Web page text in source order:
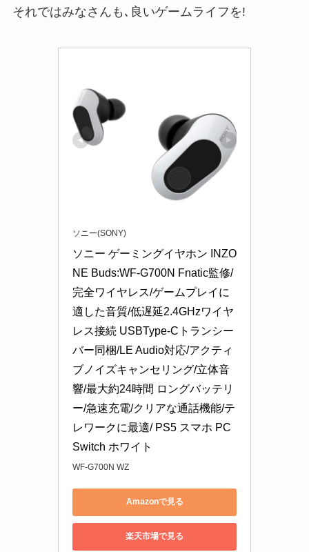
それではみなさんも､良いゲームライフを!
ソニー(SONY)
ソニー ゲーミングイヤホン INZO
NE Buds:WF-G700N Fnatic監修/
完全ワイヤレス/ゲームプレイに
適した音質/低遅延2.4GHzワイヤ
レス接続 USBType-Cトランシー
バー同梱/LE Audio対応/アクティ
ブノイズキャンセリング/立体音
響/最大約24時間 ロングバッテリ
ー/急速充電/クリアな通話機能/テ
レワークに最適/ PS5 スマホ PC
Switch ホワイト
WF-G700N WZ
Amazonで見る
楽天市場で見る